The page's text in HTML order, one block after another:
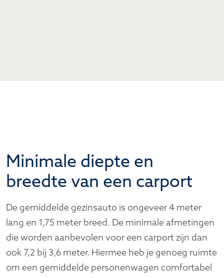
Minimale diepte en
breedte van een carport
De gemiddelde gezinsauto is ongeveer 4 meter
lang en 1,75 meter breed. De minimale afmetingen
die worden aanbevolen voor een carport zijn dan
ook 7,2 bij 3,6 meter. Hiermee heb je genoeg ruimte
om een gemiddelde personenwagen comfortabel